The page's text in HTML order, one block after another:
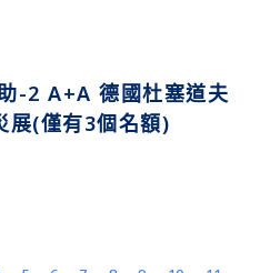
-2 A+A 德國杜塞道夫
展(僅有3個名額)